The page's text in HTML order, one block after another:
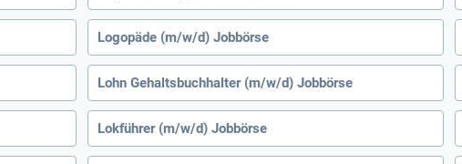
Logopäde (m/w/d) Jobbörse
Lohn Gehaltsbuchhalter (m/w/d) Jobbörse
Lokführer (m/w/d) Jobbörse